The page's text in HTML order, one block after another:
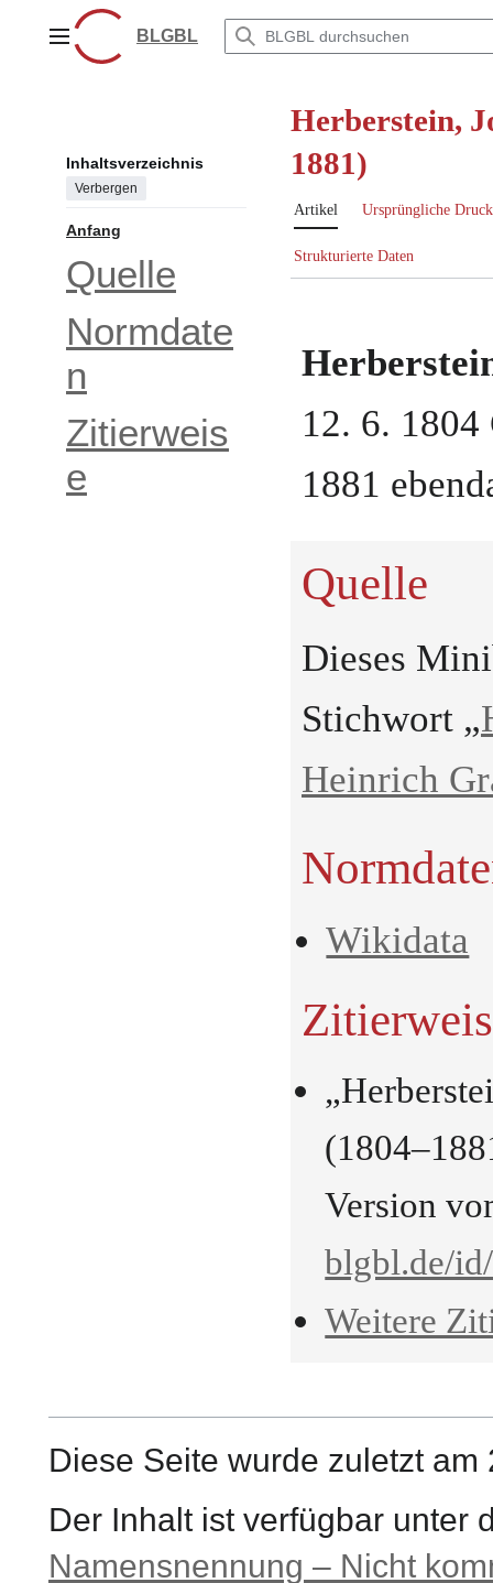
springenHauptmenüBLGBL
Inhaltsverzeichnis
Verbergen
Anfang
Quelle
Normdate
n
Zitierweis
e
Herberstein,
1881)
Artikel Ursprüngliche
Strukturierte Daten
12. 6. 1804
1881
Quelle
Dieses
Stichwort „
Heinrich
Wikidata
Version
blgbl.de/
Weitere
Diese Seite wurde zuletzt
Der Inhalt ist verfügbar unter
Namensnennung – Nicht